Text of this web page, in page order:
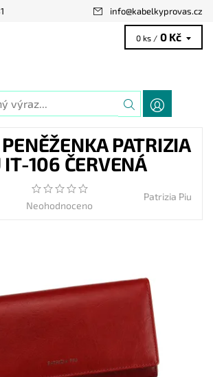
info@kabelkyprovas.cz
0 ks / 0 Kč
PATRIZIA
IT-106 ČERVENÁ
Neohodnoceno
Patrizia Piu